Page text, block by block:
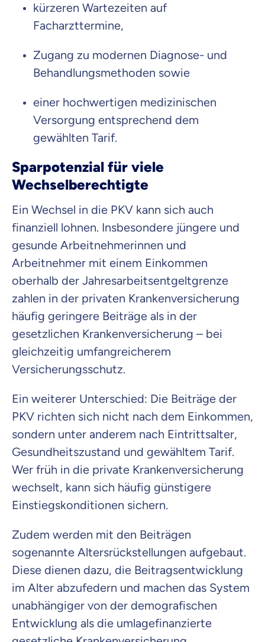
kürzeren Wartezeiten auf
Facharzttermine,
Zugang zu modernen Diagnose- und
Behandlungsmethoden sowie
einer hochwertigen medizinischen
Versorgung entsprechend dem
gewählten Tarif.
Sparpotenzial für viele
Wechselberechtigte
Ein Wechsel in die PKV kann sich auch
finanziell lohnen. Insbesondere jüngere und
gesunde Arbeitnehmerinnen und
Arbeitnehmer mit einem Einkommen
oberhalb der Jahresarbeitsentgeltgrenze
zahlen in der privaten Krankenversicherung
häufig geringere Beiträge als in der
gesetzlichen Krankenversicherung – bei
gleichzeitig umfangreicherem
Versicherungsschutz.
Ein weiterer Unterschied: Die Beiträge der
PKV richten sich nicht nach dem Einkommen,
sondern unter anderem nach Eintrittsalter,
Gesundheitszustand und gewähltem Tarif.
Wer früh in die private Krankenversicherung
wechselt, kann sich häufig günstigere
Einstiegskonditionen sichern.
Zudem werden mit den Beiträgen
sogenannte Altersrückstellungen aufgebaut.
Diese dienen dazu, die Beitragsentwicklung
im Alter abzufedern und machen das System
unabhängiger von der demografischen
Entwicklung als die umlagefinanzierte